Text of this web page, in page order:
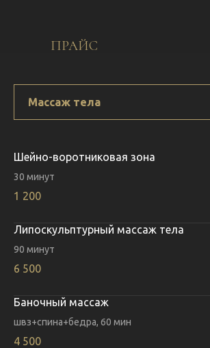
ПРАЙС
Шейно-воротниковая зона
30 минут
1 200
Липоскульптурный массаж тела
90 минут
6 500
Баночный массаж
швз+спина+бедра, 60 мин
4 500